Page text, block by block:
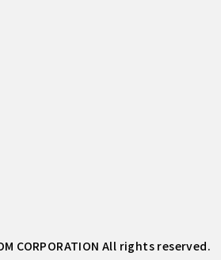
CORPORATION All rights reserved.